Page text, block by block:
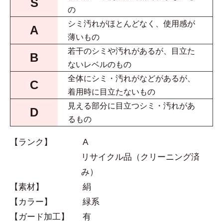
S
の
A
シミ汚れがほとんどなく、使用感が
薄いもの
B
若干のシミや汚れがあるが、目立た
ないレベルのもの
C
全体にシミ・汚れがなどがあるが、
着用時に目立たないもの
D
見える部分に目立つシミ・汚れがあ
るもの
【ランク】
A
リサイクル品（クリーニング済
み）
【素材】
絹
【カラー】
緑系
【ガード加工】
有